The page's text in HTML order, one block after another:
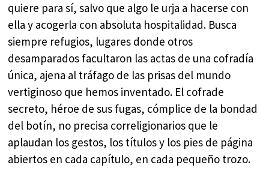
quiere para sí, salvo que algo le urja a hacerse con
ella y acogerla con absoluta hospitalidad. Busca
siempre refugios, lugares donde otros
desamparados facultaron las actas de una cofradía
única, ajena al tráfago de las prisas del mundo
vertiginoso que hemos inventado. El cofrade
secreto, héroe de sus fugas, cómplice de la bondad
del botín, no precisa correligionarios que le
aplaudan los gestos, los títulos y los pies de página
abiertos en cada capítulo, en cada pequeño trozo.